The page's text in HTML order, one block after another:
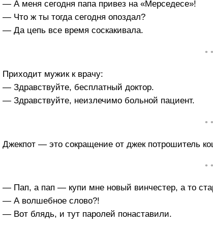
— А меня сегодня папа привез на «Мерседесе»!
— Что ж ты тогда сегодня опоздал?
— Да цепь все время соскакивала.
•
Приходит мужик к врачу:
— Здравствуйте, бесплатный доктор.
— Здравствуйте, неизлечимо больной пациент.
•
Джекпот — это сокращение от джек потрошитель
•
— Пап, а пап — кyпи мне новый винчестеp, а то
— А волшебное слово?!
— Вот блядь, и тyт паpолей понаставили.